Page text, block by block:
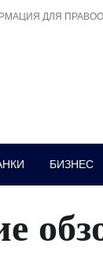
ДЛЯ
БИЗНЕС